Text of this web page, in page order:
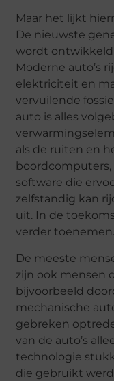
Maar het lijkt
De nieuwste
wordt ontwikkeld
Moderne auto’s
elektriciteit en
vervuilende
auto is alles
als de ruiten en
software die
zelfstandig kan
uit. In de
verder toenemen.
De meeste
zijn ook mensen
bijvoorbeeld
mechanische
gebreken
van de auto’s
technologie
die gebruikt werd